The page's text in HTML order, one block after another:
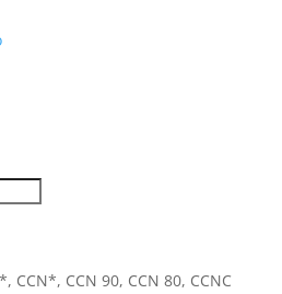
CCN*, CCN 90, CCN 80, CCNC